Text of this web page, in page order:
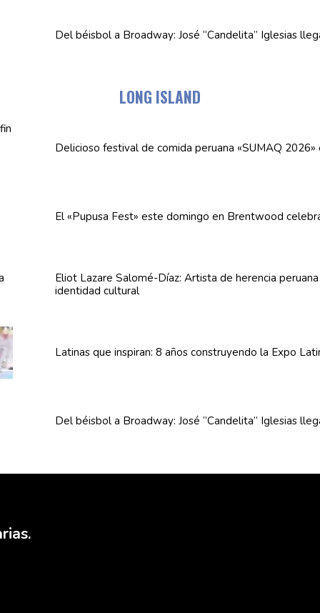
Del béisbol a Broadway: José “Candelita” Iglesias
LONG ISLAND
Delicioso festival de comida peruana «SUMAQ
El «Pupusa Fest» este domingo en Brentwood
Eliot Lazare Salomé-Díaz: Artista de herencia
identidad cultural
Latinas que inspiran: 8 años construyendo la Expo
Del béisbol a Broadway: José “Candelita” Iglesias